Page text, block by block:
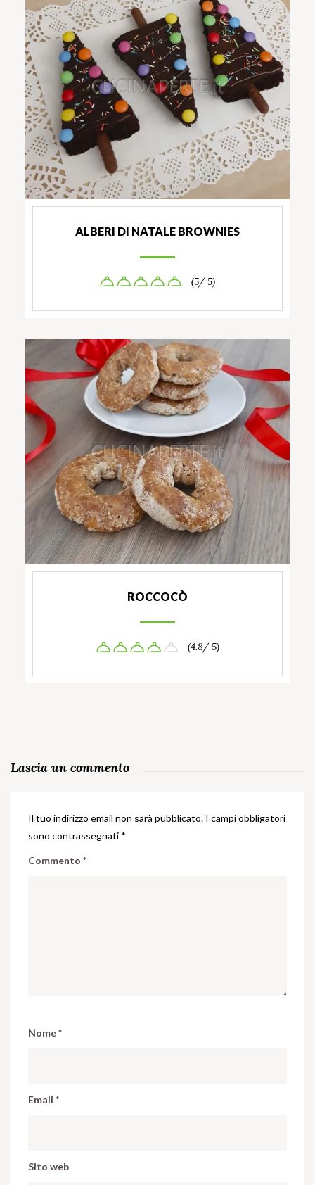
ALBERI DI NATALE BROWNIES
(5/ 5)
ROCCOCÒ
(4.8/ 5)
Lascia un commento
Il tuo indirizzo email non sarà pubblicato. I campi obbligatori
sono contrassegnati *
Commento *
Nome*
Email *
Sito web